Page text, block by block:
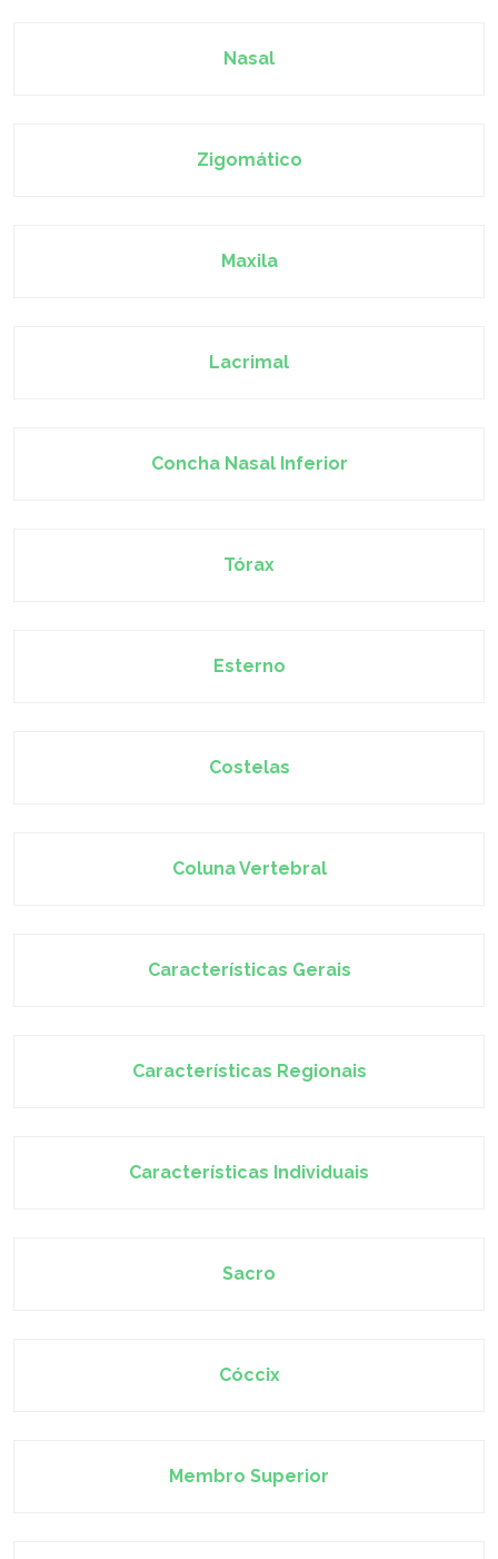
Nasal
Zigomático
Maxila
Lacrimal
Concha Nasal Inferior
Tórax
Esterno
Costelas
Coluna Vertebral
Características Gerais
Características Regionais
Características Individuais
Sacro
Cóccix
Membro Superior